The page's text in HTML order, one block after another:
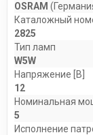
OSRAM
Каталожный
2825
Тип ламп
W5W
Напряжение [В]
12
Номинальная
5
Исполнение